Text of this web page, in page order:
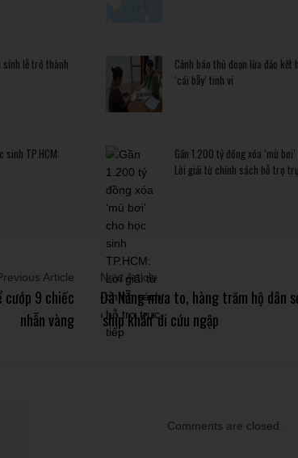
sính lễ trở thành
sinh TP.HCM:
Cảnh báo thủ đoạn lừa đảo
‘cái bẫy’ tinh vi
Gần 1.200 tỷ đồng xóa ‘mù
Lời giải từ chính sách hỗ trợ
Article
9 chiếc
nhẫn vàng
Next Article
Đà Nẵng mưa to, hàng trăm hộ dân
‘ship khẩn’ đi cứu ngập
Comments are closed.